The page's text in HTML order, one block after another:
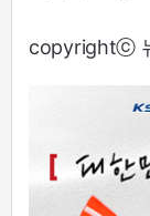
copyrightⓒ